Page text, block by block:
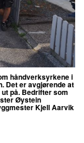
håndverksyrkene i
Det er avgjørende at
på. Bedrifter som
Øystein
Kjell Aarvik